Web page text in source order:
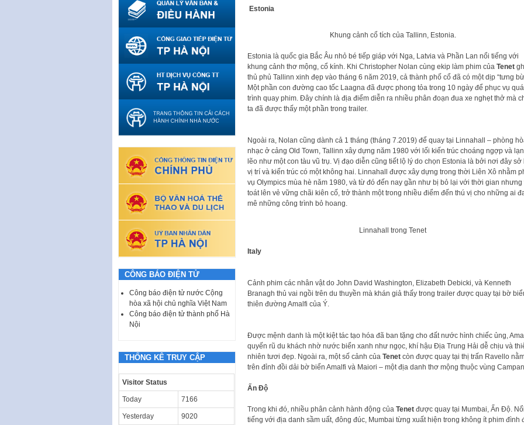
Estonia
Khung cảnh cổ tích của Tallinn, Estonia.
Estonia là quốc gia Bắc Âu nhỏ bé tiếp giáp với Nga, Latvia và Phần Lan nổi tiếng với
khung cảnh thơ mộng, cổ kính. Khi Christopher Nolan cùng ekip làm phim của Tenet
thủ phủ Tallinn xinh đẹp vào tháng 6 năm 2019, cả thành phố cổ đã có một dịp “tưng
Một phần con đường cao tốc Laagna đã được phong tỏa trong 10 ngày để phục vụ quá
trình quay phim. Đây chính là địa điểm diễn ra nhiều phân đoạn đua xe nghẹt thở mà
ta đã được thấy một phần trong trailer.
Ngoài ra, Nolan cũng dành cả 1 tháng (tháng 7.2019) để quay tại Linnahall – phòng
nhạc ở cảng Old Town, Tallinn xây dựng năm 1980 với lối kiến trúc choáng ngợp và
lẽo như một con tàu vũ trụ. Vị đạo diễn cũng tiết lộ lý do chọn Estonia là bởi nơi đây sở
vị trí và kiến trúc có một không hai. Linnahall được xây dựng trong thời Liên Xô nhằm
vụ Olympics mùa hè năm 1980, và từ đó đến nay gần như bị bỏ lại với thời gian nhưng
toát lên vẻ vững chãi kiên cố, trở thành một trong nhiều điểm đến thú vị cho những ai
mê những công trình bỏ hoang.
Linnahall trong Tenet
Italy
Cảnh phim các nhân vật do John David Washington, Elizabeth Debicki, và Kenneth
Branagh thủ vai ngồi trên du thuyền mà khán giả thấy trong trailer được quay tại bờ
thiên đường Amalfi của Ý.
Được mệnh danh là một kiệt tác tạo hóa đã ban tặng cho đất nước hình chiếc ủng,
quyến rũ du khách nhờ nước biển xanh như ngọc, khí hậu Địa Trung Hải dễ chịu và
nhiên tươi đẹp. Ngoài ra, một số cảnh của Tenetcòn được quay tại thị trấn Ravello
trên đỉnh đồi dải bờ biển Amalfi và Maiori – một địa danh thơ mộng thuộc vùng
Ấn Độ
Trong khi đó, nhiều phân cảnh hành động của Tenetđược quay tại Mumbai, Ấn Độ. Nổi
tiếng với địa danh sầm uất, đông đúc, Mumbai từng xuất hiện trong không ít phim đình
CÔNG BÁO ĐIỆN TỬ
Công báo điện tử nước Cộng
hòa xã hội chủ nghĩa Việt Nam
Công báo điện tử thành phố Hà
Nội
THỐNG KÊ TRUY CẬP
Visitor Status
Today 7166
Yesterday 9020